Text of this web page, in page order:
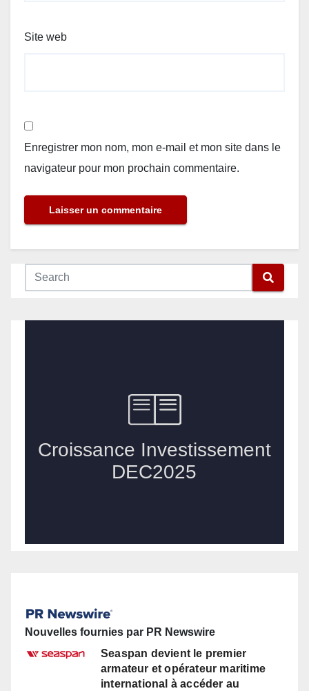
Site web
Enregistrer mon nom, mon e-mail et mon site dans le
navigateur pour mon prochain commentaire.
Nouvelles fournies par PR Newswire
Seaspan devient le premier
armateur et opérateur maritime
international à accéder au